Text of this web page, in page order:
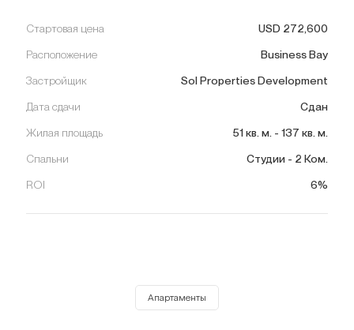
Стартовая цена USD 272,600
Расположение Business Bay
Застройщик Sol Properties Development
Дата сдачи Сдан
Жилая площадь 51кв. м. - 137 кв. м.
Спальни Студии - 2 Ком.
ROI 6%
Апартаменты